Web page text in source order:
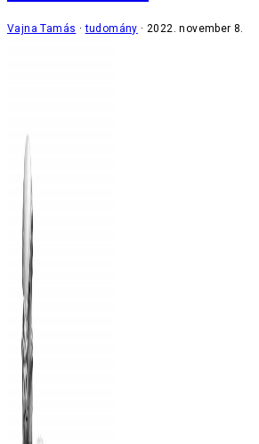
Vajna Tamás tudomány 2022. november 8.